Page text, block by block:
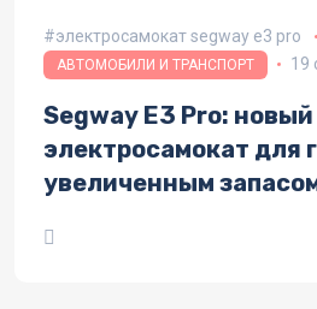
электросамокат segway e3 pro
АВТОМОБИЛИ И ТРАНСПОРТ 19
Segway E3 Pro: новый
электросамокат для
увеличенным